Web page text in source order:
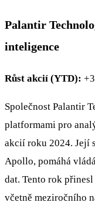
Palantir
inteligence
Růst akcií (YTD):
Společnost Palantir
platformami pro
akcií roku 2024. Její
Apollo, pomáhá
dat. Tento rok
včetně meziročního